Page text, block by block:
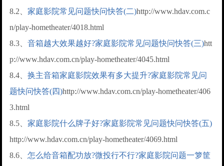
8.2、家庭影院常见问题快问快答(二)http://www.hdav.com.c
n/play-hometheater/4018.html
8.3、音箱越大效果越好?家庭影院常见问题快问快答(三)htt
p://www.hdav.com.cn/play-hometheater/4045.html
8.4、换主音箱家庭影院效果有多大提升?家庭影院常见问
题快问快答(四)http://www.hdav.com.cn/play-hometheater/406
3.html
8.5、家庭影院什么牌子好?家庭影院常见问题快问快答(五)
http://www.hdav.com.cn/play-hometheater/4069.html
8.6、怎么给音箱配功放?微投行不行?家庭影院问题一箩筐